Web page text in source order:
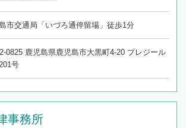
市交通局「いづろ通停留場」徒歩1分
0825 鹿児島県鹿児島市大黒町4-20 プレジール
号
事務所